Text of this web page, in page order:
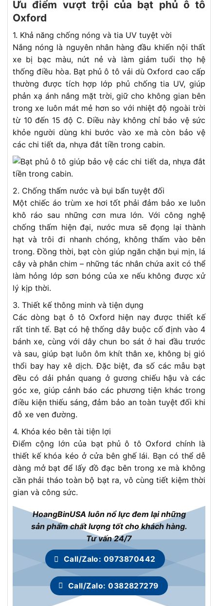
Ưu điểm vượt trội của bạt phủ ô tô
Oxford
1. Khả năng chống nóng và tia UV tuyệt vời
Nắng nóng là nguyên nhân hàng đầu khiến nội thất
xe bị bạc màu, nứt nẻ và làm giảm tuổi thọ hệ
thống điều hòa. Bạt phủ ô tô vải dù Oxford cao cấp
thường được tích hợp lớp phủ chống tia UV, giúp
phản xạ ánh nắng mặt trời, giữ cho không gian bên
trong xe luôn mát mẻ hơn so với nhiệt độ ngoài trời
từ 10 đến 15 độ C. Điều này không chỉ bảo vệ sức
khỏe người dùng khi bước vào xe mà còn bảo vệ
các chi tiết da, nhựa đắt tiền trong cabin.
2. Chống thấm nước và bụi bẩn tuyệt đối
Một chiếc áo trùm xe hơi tốt phải đảm bảo xe luôn
khô ráo sau những cơn mưa lớn. Với công nghệ
chống thấm hiện đại, nước mưa sẽ đọng lại thành
hạt và trôi đi nhanh chóng, không thấm vào bên
trong. Đồng thời, bạt còn giúp ngăn chặn bụi mịn, lá
cây và phân chim – những tác nhân chứa axit có thể
làm hỏng lớp sơn bóng của xe nếu không được xử
lý kịp thời.
3. Thiết kế thông minh và tiện dụng
Các dòng bạt ô tô Oxford hiện nay được thiết kế
rất tinh tế. Bạt có hệ thống dây buộc cố định vào 4
bánh xe, cùng với dây chun bo sát ở hai đầu trước
và sau, giúp bạt luôn ôm khít thân xe, không bị gió
thổi bay hay xê dịch. Đặc biệt, đa số các mẫu bạt
đều có dải phản quang ở gương chiếu hậu và các
góc xe, giúp cảnh báo các phương tiện khác trong
điều kiện thiếu sáng, đảm bảo an toàn tuyệt đối khi
đỗ xe ven đường.
4. Khóa kéo bên tài tiện lợi
Điểm cộng lớn của bạt phủ ô tô Oxford chính là
thiết kế khóa kéo ở cửa bên ghế lái. Bạn có thể dễ
dàng mở bạt để lấy đồ đạc bên trong xe mà không
cần phải tháo toàn bộ bạt ra, vô cùng tiết kiệm thời
gian và công sức.
HoangBinUSA luôn nổ lực đem lại những
sản phẩm chất lượng tốt cho khách hàng.
Tư vấn 24/7
Call/Zalo: 0973870442
Call/Zalo: 0382827279